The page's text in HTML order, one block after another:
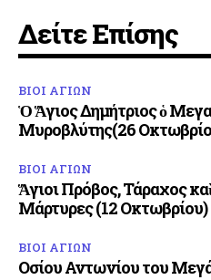
Δείτε Επίσης
ΒΙΟΙ ΑΓΙΩΝ
Ὁ Ἅγιος Δημήτριος ὁ
Μυροβλύτης(26
ΒΙΟΙ ΑΓΙΩΝ
Ἅγιοι Πρόβος, Τάραχος
Μάρτυρες (12 Οκτωβρίου)
ΒΙΟΙ ΑΓΙΩΝ
Οσίου Αντωνίου του